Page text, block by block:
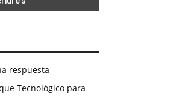
respuesta
Tecnológico para